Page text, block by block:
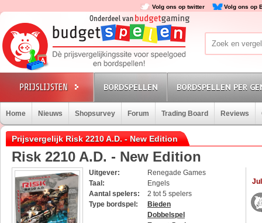
Volg ons op twitter Volg ons op
BORDSPELLEN BORDSPELLEN PER
Home Nieuws Shopsurvey Forum Trading Board Reviews
Prijsvergelijk Risk 2210 A.D. - New Edition
Risk 2210 A.D. - New Edition
Uitgever:
Renegade Games
Taal:
Engels
Aantal spelers:
2 tot 5 spelers
Type bordspel:
Bieden
Dobbelspel